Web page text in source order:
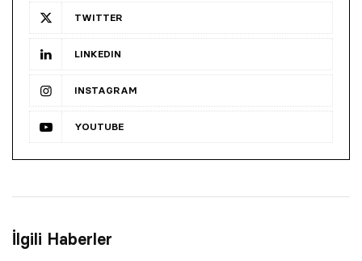
TWITTER
LINKEDIN
INSTAGRAM
YOUTUBE
İlgili Haberler